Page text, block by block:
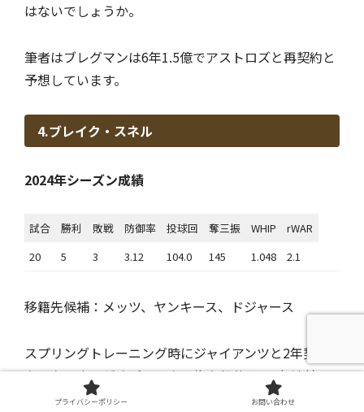
はないでしょうか。
筆者はブレグマンは6年1.5億でアストロズと再契約と
予想しています。
4.ブレイク・スネル
2024年シーズン成績
試合 勝利 敗戦 防御率 投球回 奪三振 WHIP
rWAR
20
5 3 3.12 104.0 145 1.048 2.1
移籍先候補：メッツ、ヤンキース、ドジャース
スプリングトレーニング時にジャイアンツと2年契約
をしたスネルがオプトアウト権を行使して2年連続で
FA市場に登場します。
プライバシーポリシー お問い合わせ